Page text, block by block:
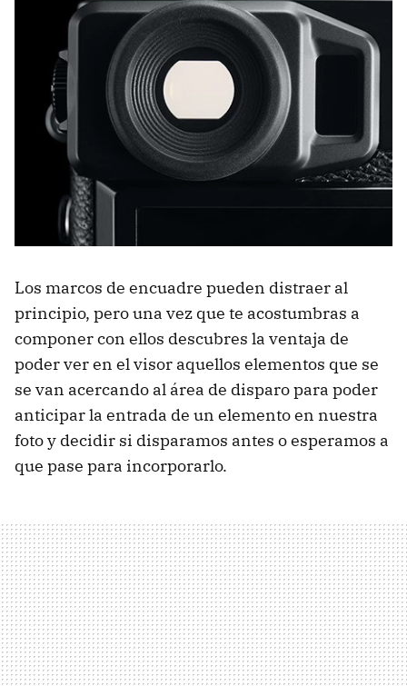
Los marcos de encuadre pueden distraer al
principio, pero una vez que te acostumbras a
componer con ellos descubres la ventaja de
poder ver en el visor aquellos elementos que se
se van acercando al área de disparo para poder
anticipar la entrada de un elemento en nuestra
foto y decidir si disparamos antes o esperamos a
que pase para incorporarlo.